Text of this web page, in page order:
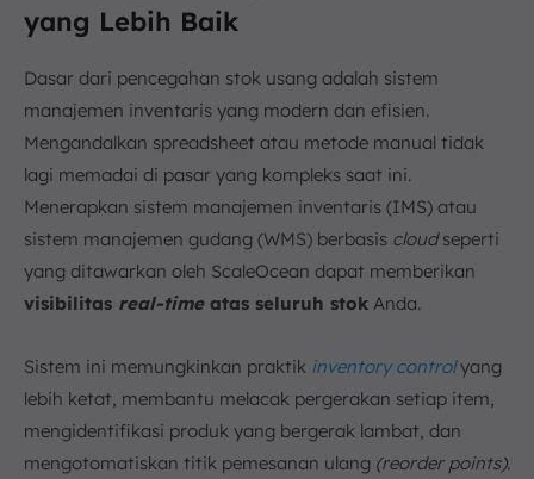
yang Lebih Baik
Dasar dari pencegahan stok usang adalah sistem
manajemen inventaris yang modern dan efisien.
Mengandalkan spreadsheet atau metode manual tidak
lagi memadai di pasar yang kompleks saat ini.
Menerapkan sistem manajemen inventaris (IMS) atau
sistem manajemen gudang (WMS) berbasis cloudseperti
yang ditawarkan oleh ScaleOcean dapat memberikan
visibilitas real-timeatas seluruh stok Anda.
Sistem ini memungkinkan praktik inventory controlyang
lebih ketat, membantu melacak pergerakan setiap item,
mengidentifikasi produk yang bergerak lambat, dan
mengotomatiskan titik pemesanan ulang (reorder points).